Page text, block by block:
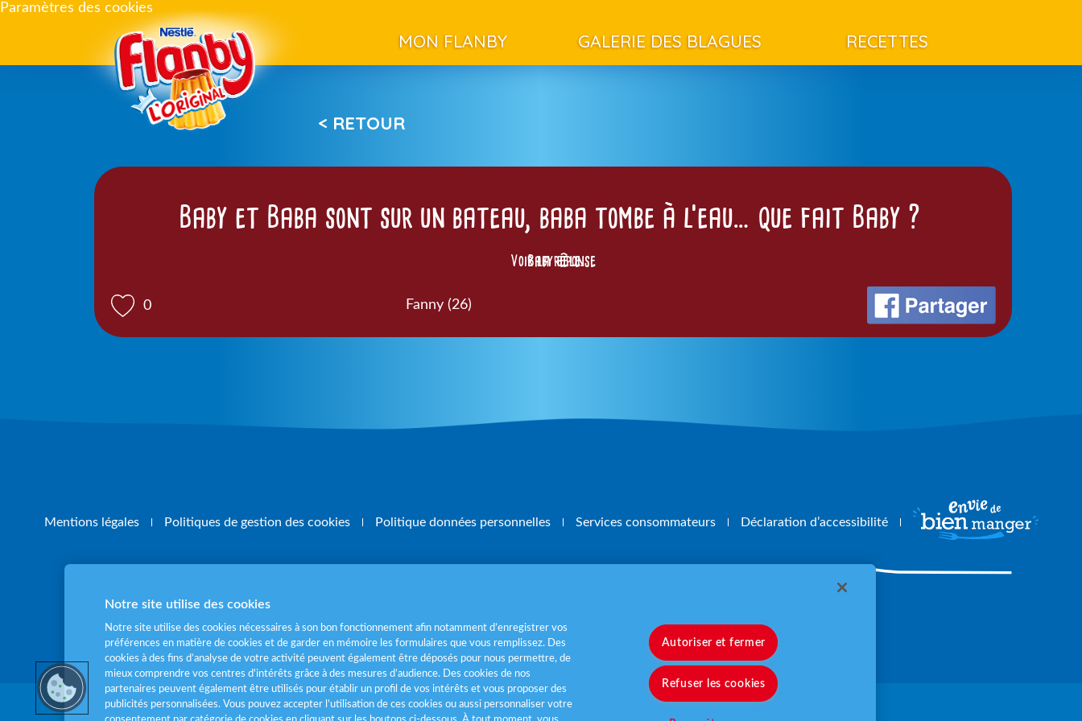
Paramètres des cookies
MON FLANBY GALERIE DES BLAGUES RECETTES
< RETOUR
Baby et Baba sont sur un bateau, baba tombe à l’eau… que fait Baby ?
Voir la réponse
Baby bèle.
0 Fanny (26)
Mentions légales Politiques de gestion des cookies Politique données personnelles Services consommateurs Déclaration d’accessibilité
Pour votre santé, mangez 5 fruits et légumes par jourwww.mangerbouger.fr
Notre site utilise des cookies
Notre site utilise des cookies nécessaires à son bon fonctionnement afin notamment d’enregistrer vos
préférences en matière de cookies et de garder en mémoire les formulaires que vous remplissez. Des
cookies à des fins d’analyse de votre activité peuvent également être déposés pour nous permettre, de
mieux comprendre vos centres d'intérêts grâce à des mesures d’audience. Des cookies de nos
partenaires peuvent également être utilisés pour établir un profil de vos intérêts et vous proposer des
publicités personnalisées. Vous pouvez accepter l’utilisation de ces cookies ou aussi personnaliser votre
Autoriser et fermer
Refuser les cookies